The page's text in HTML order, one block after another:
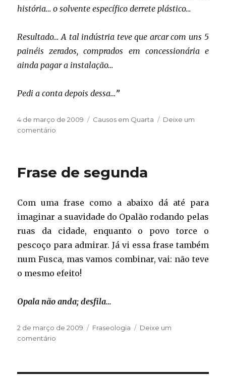
história… o solvente específico derrete plástico…
Resultado… A tal indústria teve que arcar com uns 5
painéis zerados, comprados em concessionária e
ainda pagar a instalação…
Pedi a conta depois dessa…”
Publicado
em
4 de março de 2009 Categorias
Causos em Quarta
Deixe um
comentário
Frase de segunda
Com uma frase como a abaixo dá até para
imaginar a suavidade do Opalão rodando pelas
ruas da cidade, enquanto o povo torce o
pescoço para admirar. Já vi essa frase também
num Fusca, mas vamos combinar, vai: não teve
o mesmo efeito!
Opala não anda; desfila…
Publicado
em
2 de março de 2009 Categorias
Fraseologia
Deixe um
comentário